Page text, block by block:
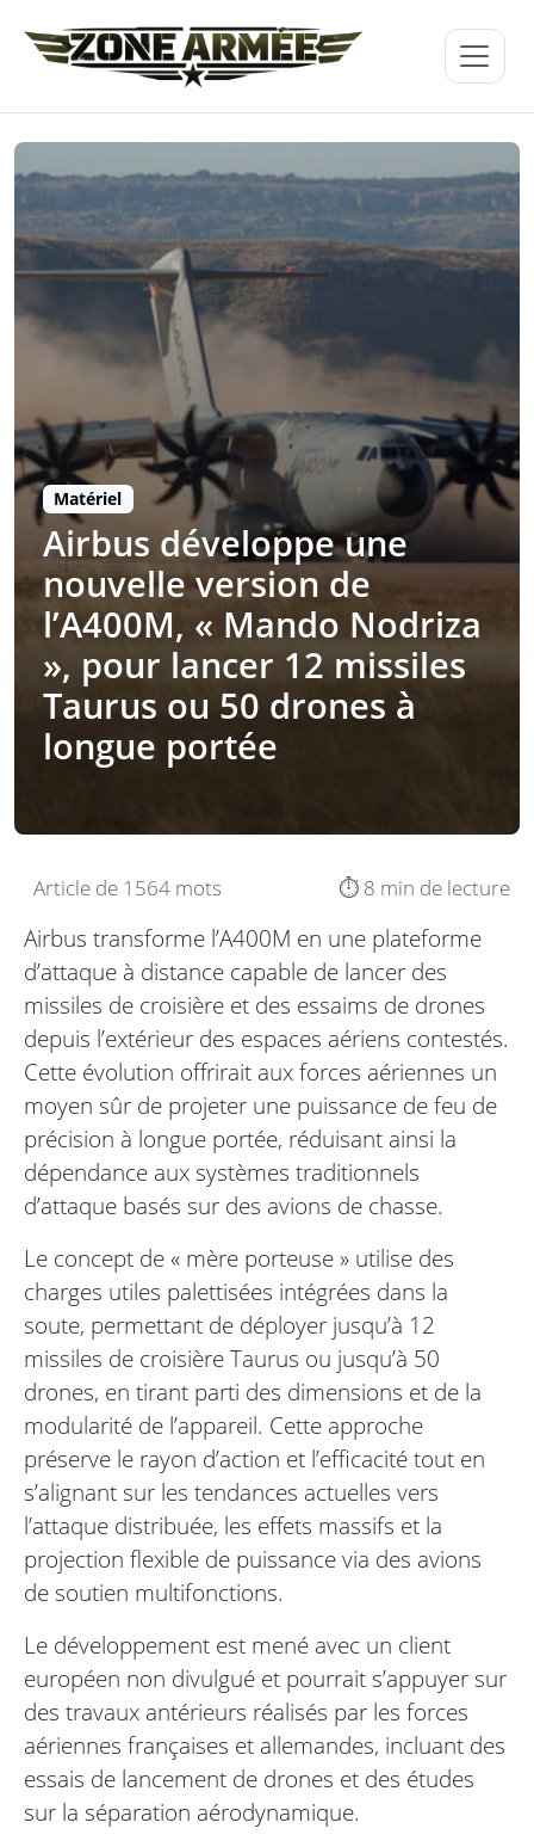
Matériel
Airbus développe une
nouvelle version de
l’A400M, « Mando Nodriza
», pour lancer 12 missiles
Taurus ou 50 drones à
longue portée
Article de 1564 mots ⏱️ 8 min de lecture
Airbus transforme l’A400M en une plateforme
d’attaque à distance capable de lancer des
missiles de croisière et des essaims de drones
depuis l’extérieur des espaces aériens contestés.
Cette évolution offrirait aux forces aériennes un
moyen sûr de projeter une puissance de feu de
précision à longue portée, réduisant ainsi la
dépendance aux systèmes traditionnels
d’attaque basés sur des avions de chasse.
Le concept de « mère porteuse » utilise des
charges utiles palettisées intégrées dans la
soute, permettant de déployer jusqu’à 12
missiles de croisière Taurus ou jusqu’à 50
drones, en tirant parti des dimensions et de la
modularité de l’appareil. Cette approche
préserve le rayon d’action et l’efficacité tout en
s’alignant sur les tendances actuelles vers
l’attaque distribuée, les effets massifs et la
projection flexible de puissance via des avions
de soutien multifonctions.
Le développement est mené avec un client
européen non divulgué et pourrait s’appuyer sur
des travaux antérieurs réalisés par les forces
aériennes françaises et allemandes, incluant des
essais de lancement de drones et des études
sur la séparation aérodynamique.